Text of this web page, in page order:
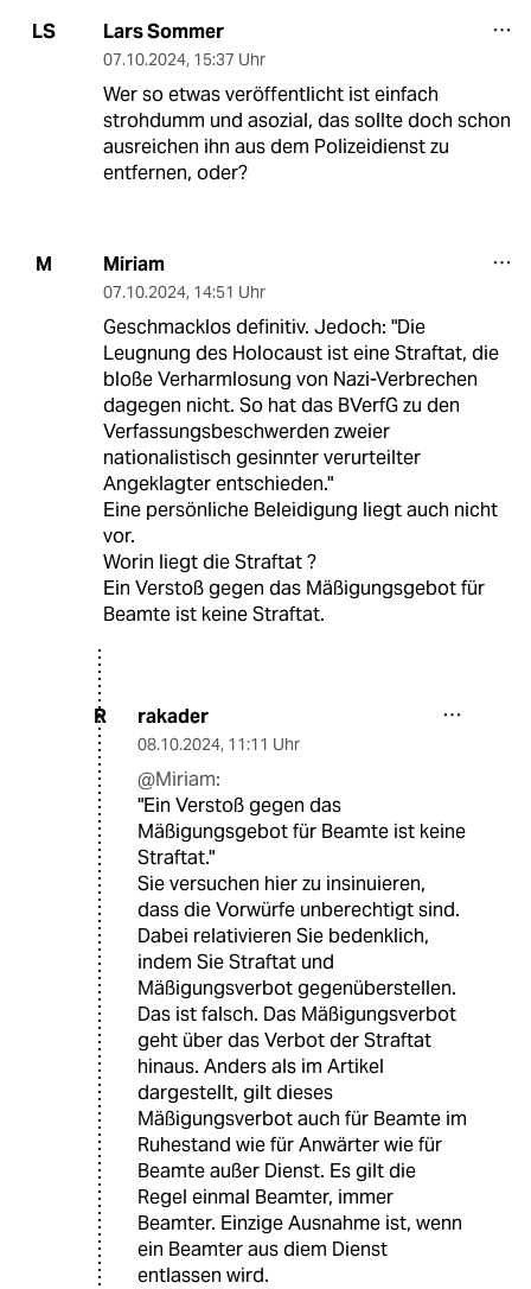
LS Lars Sommer
07.10.2024, 15:37 Uhr
Wer so etwas veröffentlicht ist einfach
strohdumm und asozial, das sollte doch schon
ausreichen ihn aus dem Polizeidienst zu
entfernen, oder?
M Miriam
07.10.2024, 14:51 Uhr
Geschmacklos definitiv. Jedoch: "Die
Leugnung des Holocaust ist eine Straftat, die
bloße Verharmlosung von Nazi-Verbrechen
dagegen nicht. So hat das BVerfG zu den
Verfassungsbeschwerden zweier
nationalistisch gesinnter verurteilter
Angeklagter entschieden."
Eine persönliche Beleidigung liegt auch nicht
vor.
Worin liegt die Straftat ?
Ein Verstoß gegen das Mäßigungsgebot für
Beamte ist keine Straftat.
R rakader
08.10.2024, 11:11 Uhr
@Miriam:
"Ein Verstoß gegen das
Mäßigungsgebot für Beamte ist keine
Straftat."
Sie versuchen hier zu insinuieren,
dass die Vorwürfe unberechtigt sind.
Dabei relativieren Sie bedenklich,
indem Sie Straftat und
Mäßigungsverbot gegenüberstellen.
Das ist falsch. Das Mäßigungsverbot
geht über das Verbot der Straftat
hinaus. Anders als im Artikel
dargestellt, gilt dieses
Mäßigungsverbot auch für Beamte im
Ruhestand wie für Anwärter wie für
Beamte außer Dienst. Es gilt die
Regel einmal Beamter, immer
Beamter. Einzige Ausnahme ist, wenn
ein Beamter aus diem Dienst
entlassen wird.